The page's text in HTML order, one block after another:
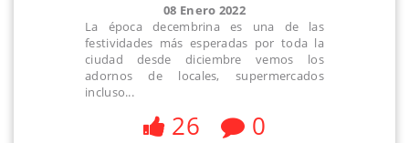
08 Enero 2022
La época decembrina es una de las
festividades más esperadas por toda la
ciudad desde diciembre vemos los
adornos de locales, supermercados
incluso...
26 0